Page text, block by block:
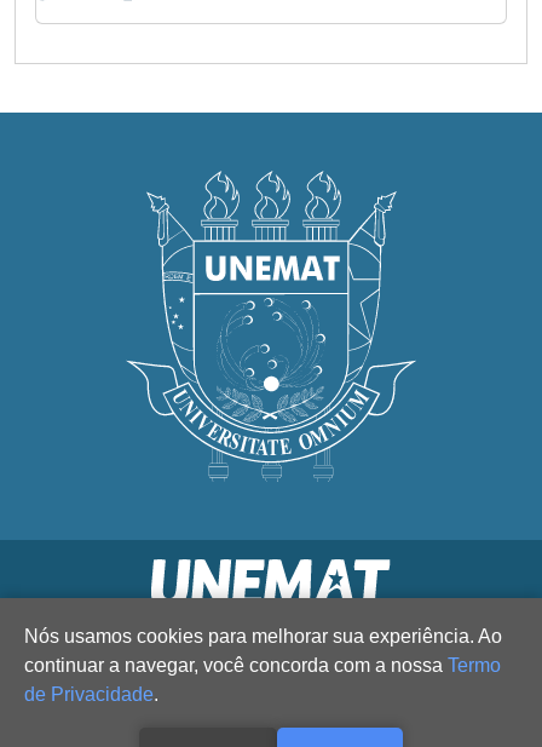
Nós usamos cookies para melhorar sua experiência. Ao
continuar a navegar, você concorda com a nossa Termo
de Privacidade.